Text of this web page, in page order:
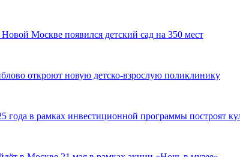
Москве появился детский сад на 350 мест
откроют новую детско-взрослую поликлинику
года в рамках инвестиционной программы построят